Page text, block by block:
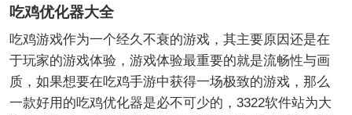
吃鸡优化器大全
吃鸡游戏作为一个经久不衰的游戏，其主要原因还是在
于玩家的游戏体验，游戏体验最重要的就是流畅性与画
质，如果想要在吃鸡手游中获得一场极致的游戏，那么
一款好用的吃鸡优化器是必不可少的，3322软件站为大